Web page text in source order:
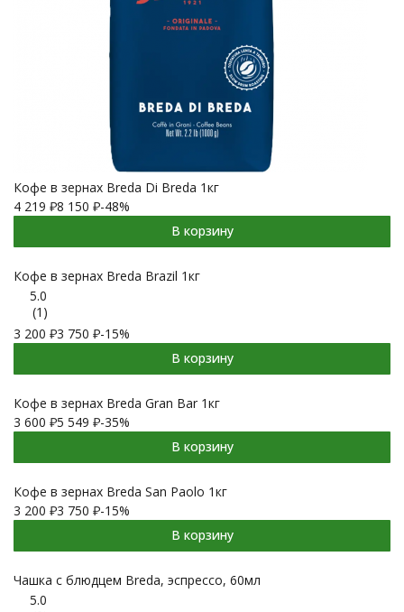
Кофе в зернах Breda Di Breda 1кг
4 219 ₽8 150 ₽-48%
В корзину
Кофе в зернах Breda Brazil 1кг
5.0
(1)
3 200 ₽3 750 ₽-15%
В корзину
Кофе в зернах Breda Gran Bar 1кг
3 600 ₽5 549 ₽-35%
В корзину
Кофе в зернах Breda San Paolo 1кг
3 200 ₽3 750 ₽-15%
В корзину
Чашка с блюдцем Breda, эспрессо, 60мл
5.0